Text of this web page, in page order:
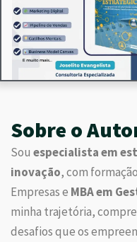
Sobre o
Sou especialista em
inovação, com
Empresas e MBA em
minha trajetória,
desafios que os